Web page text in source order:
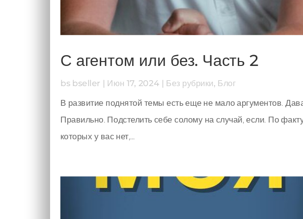
С агентом или без. Часть 2
bs bseller | Июн 17, 2024 | Без рубрики, Блог
В развитие поднятой темы есть еще не мало
Правильно. Подстелить себе солому на случай, если. По
которых у вас нет,...